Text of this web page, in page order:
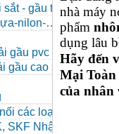
sắt - gầu tải
nilon-
gầu pvc
gầu cao su
các loại
SKF Nhật
nhà máy
phẩm
dụng lâu
Hãy đến
Mại Toàn
của nhân